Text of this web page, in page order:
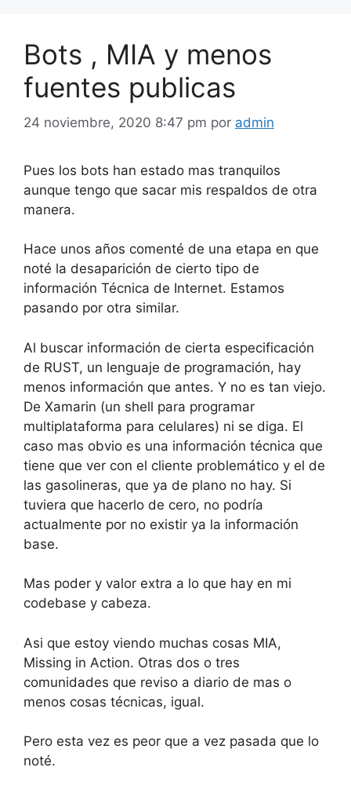
Bots , MIA y menos
fuentes publicas
24 noviembre, 2020 8:47 pm por admin
Pues los bots han estado mas tranquilos
aunque tengo que sacar mis respaldos de otra
manera.
Hace unos años comenté de una etapa en que
noté la desaparición de cierto tipo de
información Técnica de Internet. Estamos
pasando por otra similar.
Al buscar información de cierta especificación
de RUST, un lenguaje de programación, hay
menos información que antes. Y no es tan viejo.
De Xamarin (un shell para programar
multiplataforma para celulares) ni se diga. El
caso mas obvio es una información técnica que
tiene que ver con el cliente problemático y el de
las gasolineras, que ya de plano no hay. Si
tuviera que hacerlo de cero, no podría
actualmente por no existir ya la información
base.
Mas poder y valor extra a lo que hay en mi
codebase y cabeza.
Asi que estoy viendo muchas cosas MIA,
Missing in Action. Otras dos o tres
comunidades que reviso a diario de mas o
menos cosas técnicas, igual.
Pero esta vez es peor que a vez pasada que lo
noté.